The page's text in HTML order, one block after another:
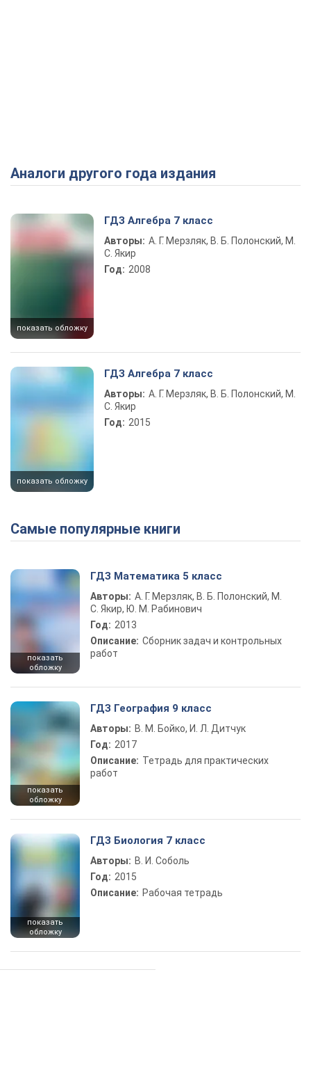
Аналоги другого года издания
показать обложку
ГДЗ Алгебра 7 класс
Авторы: А. Г. Мерзляк, В. Б. Полонский, М.
С. Якир
Год: 2008
показать обложку
ГДЗ Алгебра 7 класс
Авторы: А. Г. Мерзляк, В. Б. Полонский, М.
С. Якир
Год: 2015
Самые популярные книги
показать
обложку
ГДЗ Математика 5 класс
Авторы: А. Г. Мерзляк, В. Б. Полонский, М.
С. Якир, Ю. М. Рабинович
Год: 2013
Описание: Сборник задач и контрольных
работ
показать
обложку
ГДЗ География 9 класс
Авторы: В. М. Бойко, И. Л. Дитчук
Год: 2017
Описание: Тетрадь для практических
работ
показать
обложку
ГДЗ Биология 7 класс
Авторы: В. И. Соболь
Год: 2015
Описание: Рабочая тетрадь